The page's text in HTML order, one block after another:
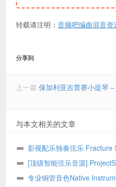
转载请注明： 音频吧编曲混音资
分享到
上一篇 保加利亚吉普赛小提琴
与本文相关的文章
影视配乐独奏弦乐 Fracture
[顶级智能弦乐音源]
专业铜管音色Native